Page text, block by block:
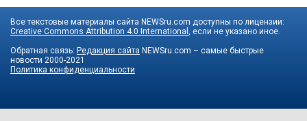
Все текстовые материалы сайта NEWSru.com доступны по лицензии:
Creative Commons Attribution 4.0 International
, если не указано иное.
Обратная связь: Редакция сайта NEWSru.com – самые быстрые
новости 2000-2021
Политика конфиденциальности